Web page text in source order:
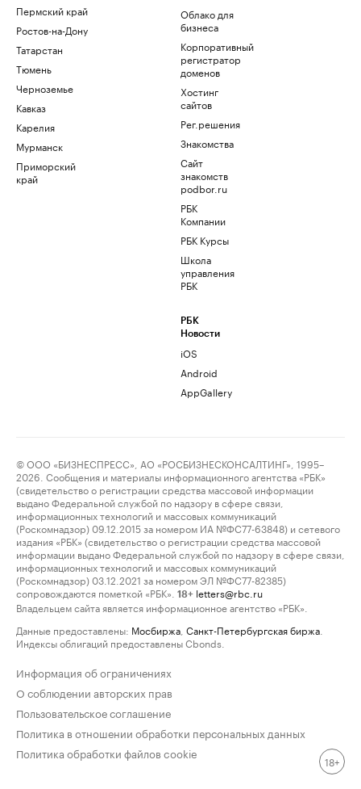
Пермский край
Ростов-на-Дону
Татарстан
Тюмень
Черноземье
Кавказ
Карелия
Мурманск
Приморский
край
Облако для
бизнеса
Корпоративный
регистратор
доменов
Хостинг
сайтов
Рег.решения
Знакомства
Сайт
знакомств
podbor.ru
РБК
Компании
РБК Курсы
Школа
управления
РБК
РБК
Новости
iOS
Android
AppGallery
© ООО «БИЗНЕСПРЕСС», АО «РОСБИЗНЕСКОНСАЛТИНГ», 1995–
2026. Сообщения и материалы информационного агентства «РБК»
(свидетельство о регистрации средства массовой информации
выдано Федеральной службой по надзору в сфере связи,
информационных технологий и массовых коммуникаций
(Роскомнадзор) 09.12.2015 за номером ИА №ФС77-63848) и сетевого
издания «РБК» (свидетельство о регистрации средства массовой
информации выдано Федеральной службой по надзору в сфере связи,
информационных технологий и массовых коммуникаций
(Роскомнадзор) 03.12.2021 за номером ЭЛ №ФС77-82385)
сопровождаются пометкой «РБК».
18+ letters@rbc.ru
Владельцем сайта является информационное агентство «РБК».
Данные предоставлены: Мосбиржа Санкт-Петербургская биржа
Индексы облигаций предоставлены Cbonds.
Информация об ограничениях
О соблюдении авторских прав
Пользовательское соглашение
Политика в отношении обработки персональных данных
Политика обработки файлов cookie
18+